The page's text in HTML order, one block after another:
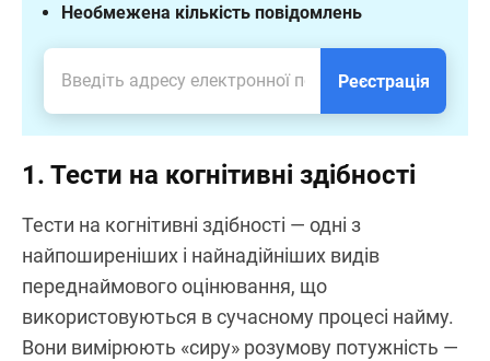
Необмежена кількість повідомлень
Реєстрація
1. Тести на когнітивні здібності
Тести на когнітивні здібності — одні з
найпоширеніших і найнадійніших видів
переднаймового оцінювання, що
використовуються в сучасному процесі найму.
Вони вимірюють «сиру» розумову потужність —